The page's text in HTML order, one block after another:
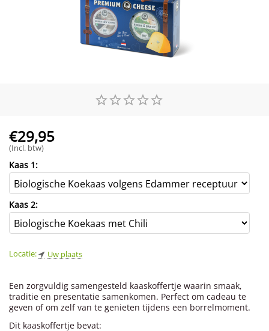
€29,95
(Incl. btw)
Kaas 1:
Kaas 2:
Locatie: Uw plaats
Een zorgvuldig samengesteld kaaskoffertje waarin smaak,
traditie en presentatie samenkomen. Perfect om cadeau te
geven of om zelf van te genieten tijdens een borrelmoment.
Dit kaaskoffertje bevat: